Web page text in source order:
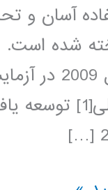
آسان و
شده است.
دانشگاه